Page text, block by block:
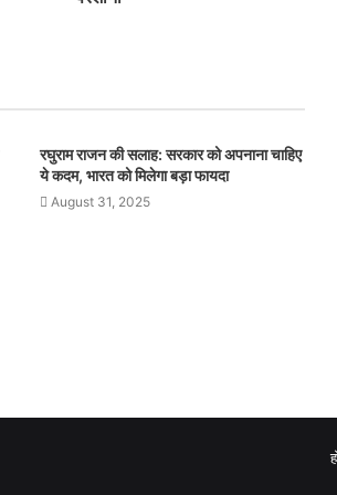
रघुराम राजन की सलाह: सरकार को अपनाना चाहिए
ये कदम, भारत को मिलेगा बड़ा फायदा
August 31, 2025